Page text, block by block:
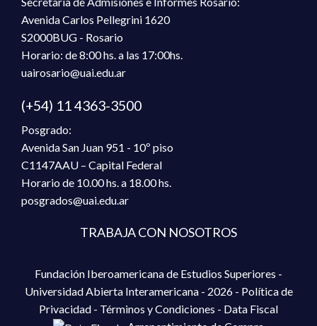
Avenida Carlos Pellegrini 1620
S2000BUG - Rosario
Horario: de 8:00 hs. a las 17:00hs.
uairosario@uai.edu.ar
(+54) 11 4363-3500
Posgrado:
Avenida San Juan 951 - 10º piso
C1147AAU – Capital Federal
Horario de 10.00 hs. a 18.00 hs.
posgrados@uai.edu.ar
TRABAJA CON NOSOTROS
Fundación Iberoamericana de Estudios Superiores -
Universidad Abierta Interamericana - 2026 - Política de
Privacidad - Términos y Condiciones - Data Fiscal